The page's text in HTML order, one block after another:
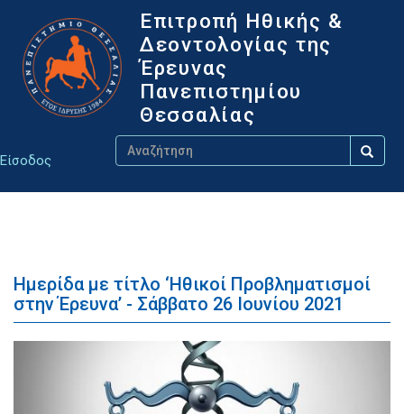
κυρίως
περιεχόμενο
Επιτροπή Ηθικής &
Δεοντολογίας της
Έρευνας
Πανεπιστημίου
Θεσσαλίας
Αναζήτηση
Αναζήτηση
User
account
Είσοδος
Ημερίδα με τίτλο ‘Ηθικοί Προβληματισμοί
στην Έρευνα’ - Σάββατο 26 Ιουνίου 2021